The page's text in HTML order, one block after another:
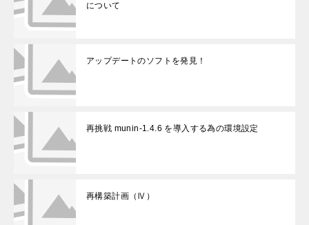
について
アップデートのソフトを発見！
再挑戦 munin-1.4.6 を導入する為の環境設定
再構築計画（Ⅳ）